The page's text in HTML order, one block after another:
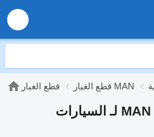
قطع الغيار قطع الغيار MAN
مضخات هيدروليكية MAN لـ السيارات